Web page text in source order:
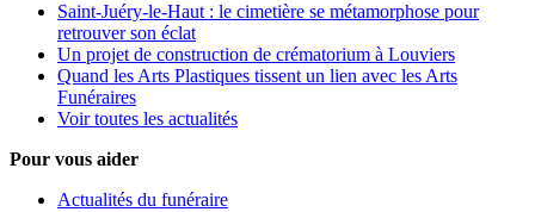
Saint-Juéry-le-Haut : le cimetière se métamorphose pour
retrouver son éclat
Un projet de construction de crématorium à Louviers
Quand les Arts Plastiques tissent un lien avec les Arts
Funéraires
Voir toutes les actualités
Pour vous aider
Actualités du funéraire